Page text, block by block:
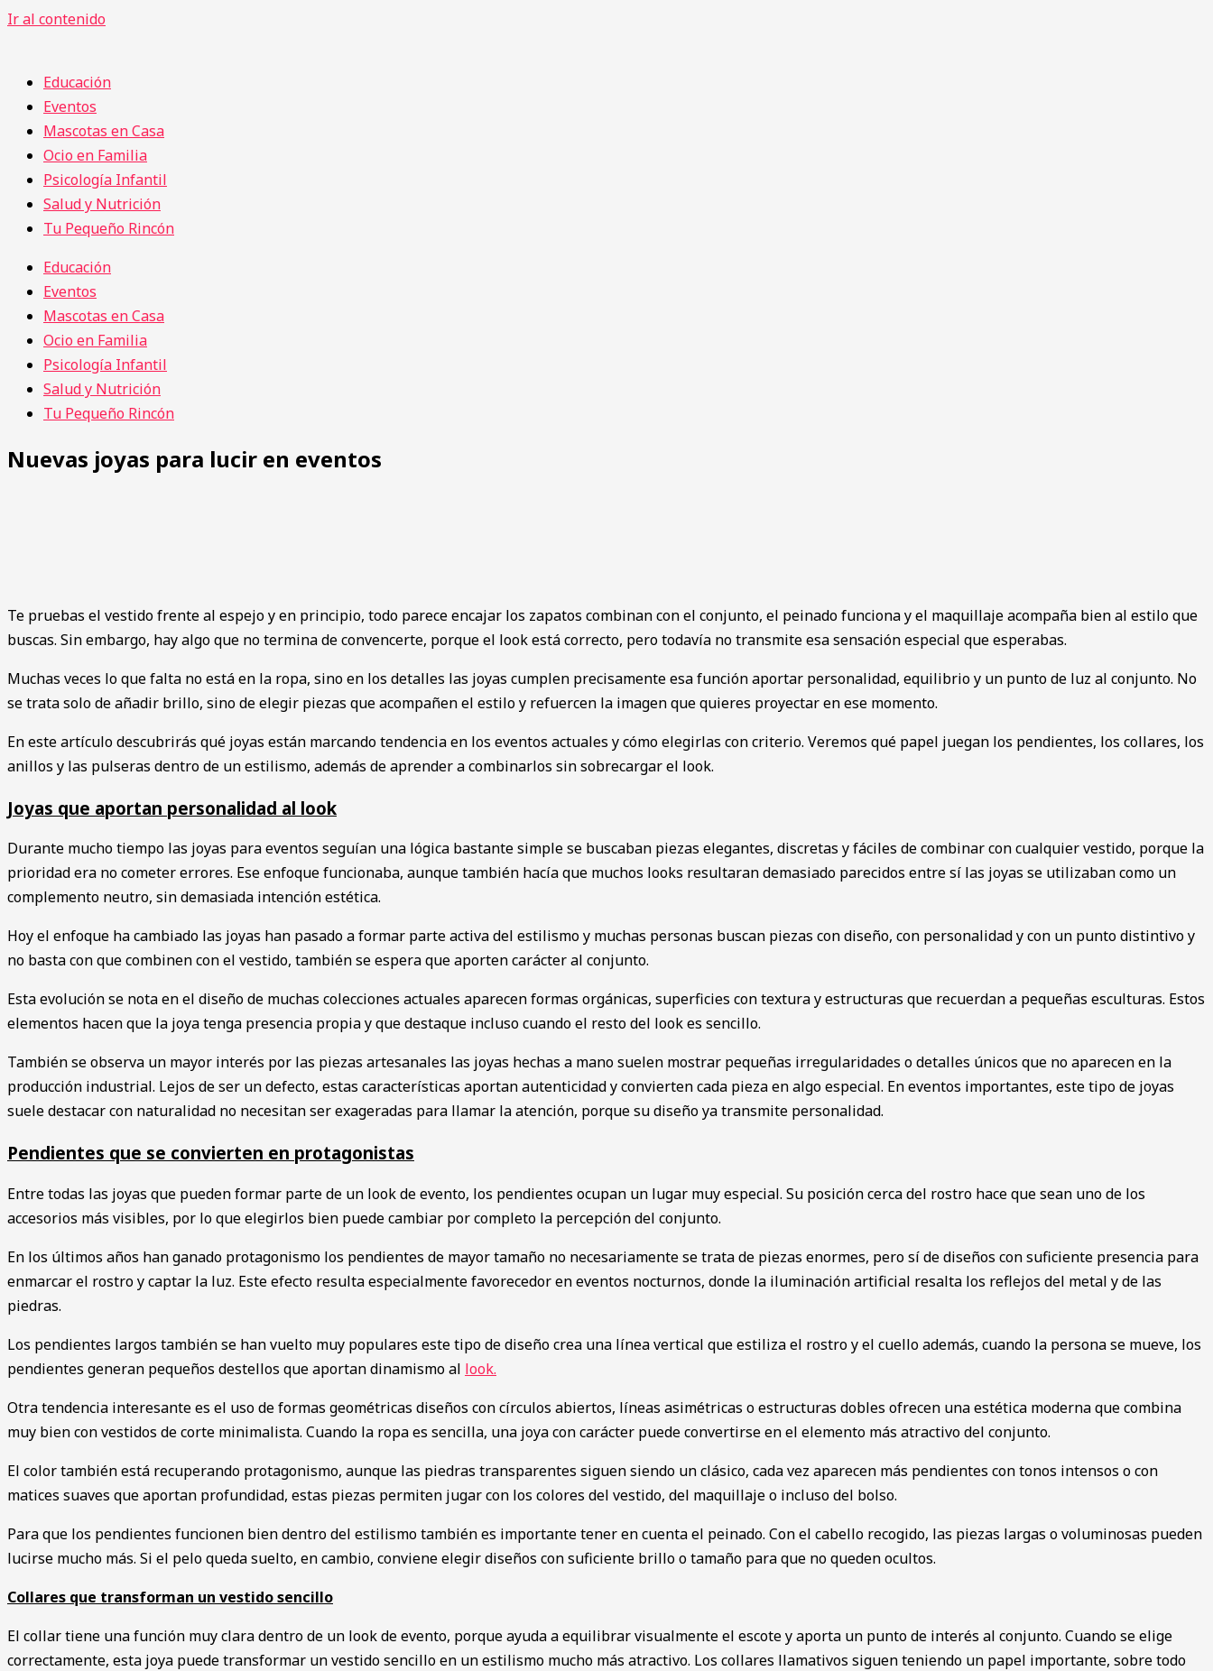
Ir al contenido
Educación
Eventos
Mascotas en Casa
Ocio en Familia
Psicología Infantil
Salud y Nutrición
Tu Pequeño Rincón
Educación
Eventos
Mascotas en Casa
Ocio en Familia
Psicología Infantil
Salud y Nutrición
Tu Pequeño Rincón
Nuevas joyas para lucir en eventos
Te pruebas el vestido frente al espejo y en principio, todo parece encajar los zapatos combinan con el conjunto, el peinado funciona y el maquillaje acompaña bien al estilo que
buscas. Sin embargo, hay algo que no termina de convencerte, porque el look está correcto, pero todavía no transmite esa sensación especial que esperabas.
Muchas veces lo que falta no está en la ropa, sino en los detalles las joyas cumplen precisamente esa función aportar personalidad, equilibrio y un punto de luz al conjunto. No
se trata solo de añadir brillo, sino de elegir piezas que acompañen el estilo y refuercen la imagen que quieres proyectar en ese momento.
En este artículo descubrirás qué joyas están marcando tendencia en los eventos actuales y cómo elegirlas con criterio. Veremos qué papel juegan los pendientes, los collares, los
anillos y las pulseras dentro de un estilismo, además de aprender a combinarlos sin sobrecargar el look.
Joyas que aportan personalidad al look
Durante mucho tiempo las joyas para eventos seguían una lógica bastante simple se buscaban piezas elegantes, discretas y fáciles de combinar con cualquier vestido, porque la
prioridad era no cometer errores. Ese enfoque funcionaba, aunque también hacía que muchos looks resultaran demasiado parecidos entre sí las joyas se utilizaban como un
complemento neutro, sin demasiada intención estética.
Hoy el enfoque ha cambiado las joyas han pasado a formar parte activa del estilismo y muchas personas buscan piezas con diseño, con personalidad y con un punto distintivo y
no basta con que combinen con el vestido, también se espera que aporten carácter al conjunto.
Esta evolución se nota en el diseño de muchas colecciones actuales aparecen formas orgánicas, superficies con textura y estructuras que recuerdan a pequeñas esculturas. Estos
elementos hacen que la joya tenga presencia propia y que destaque incluso cuando el resto del look es sencillo.
También se observa un mayor interés por las piezas artesanales las joyas hechas a mano suelen mostrar pequeñas irregularidades o detalles únicos que no aparecen en la
producción industrial. Lejos de ser un defecto, estas características aportan autenticidad y convierten cada pieza en algo especial. En eventos importantes, este tipo de joyas
suele destacar con naturalidad no necesitan ser exageradas para llamar la atención, porque su diseño ya transmite personalidad.
Pendientes que se convierten en protagonistas
Entre todas las joyas que pueden formar parte de un look de evento, los pendientes ocupan un lugar muy especial. Su posición cerca del rostro hace que sean uno de los
accesorios más visibles, por lo que elegirlos bien puede cambiar por completo la percepción del conjunto.
En los últimos años han ganado protagonismo los pendientes de mayor tamaño no necesariamente se trata de piezas enormes, pero sí de diseños con suficiente presencia para
enmarcar el rostro y captar la luz. Este efecto resulta especialmente favorecedor en eventos nocturnos, donde la iluminación artificial resalta los reflejos del metal y de las
piedras.
Los pendientes largos también se han vuelto muy populares este tipo de diseño crea una línea vertical que estiliza el rostro y el cuello además, cuando la persona se mueve, los
pendientes generan pequeños destellos que aportan dinamismo al look.
Otra tendencia interesante es el uso de formas geométricas diseños con círculos abiertos, líneas asimétricas o estructuras dobles ofrecen una estética moderna que combina
muy bien con vestidos de corte minimalista. Cuando la ropa es sencilla, una joya con carácter puede convertirse en el elemento más atractivo del conjunto.
El color también está recuperando protagonismo, aunque las piedras transparentes siguen siendo un clásico, cada vez aparecen más pendientes con tonos intensos o con
matices suaves que aportan profundidad, estas piezas permiten jugar con los colores del vestido, del maquillaje o incluso del bolso.
Para que los pendientes funcionen bien dentro del estilismo también es importante tener en cuenta el peinado. Con el cabello recogido, las piezas largas o voluminosas pueden
lucirse mucho más. Si el pelo queda suelto, en cambio, conviene elegir diseños con suficiente brillo o tamaño para que no queden ocultos.
Collares que transforman un vestido sencillo
El collar tiene una función muy clara dentro de un look de evento, porque ayuda a equilibrar visualmente el escote y aporta un punto de interés al conjunto. Cuando se elige
correctamente, esta joya puede transformar un vestido sencillo en un estilismo mucho más atractivo. Los collares llamativos siguen teniendo un papel importante, sobre todo